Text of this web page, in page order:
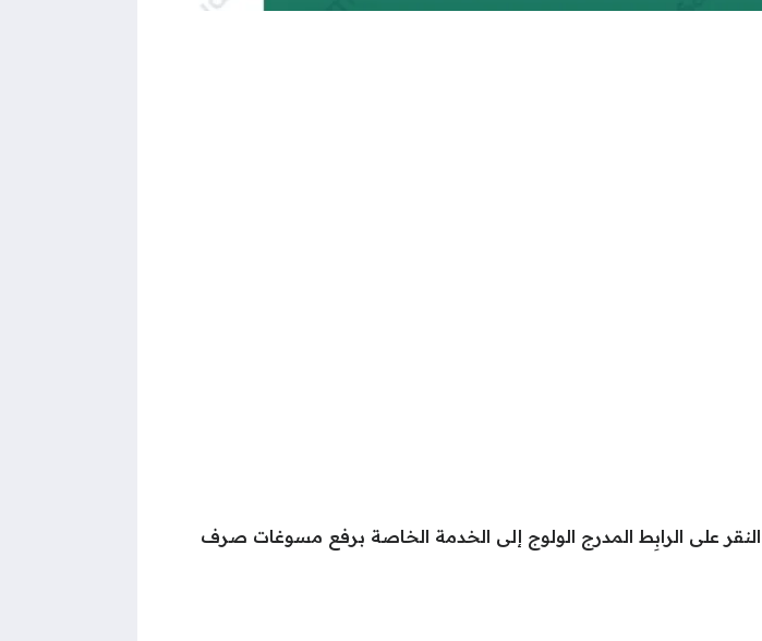
النقر على الرابِط المدرج الولوج إلى الخدمة الخاصة برفع مسوغات صرف